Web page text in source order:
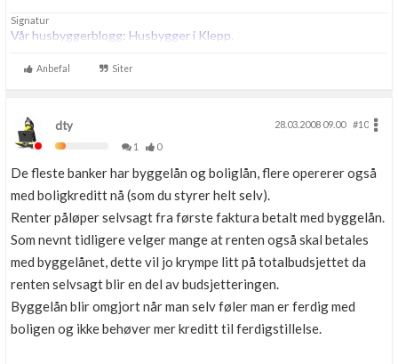
Signatur
Vår husbyggerblogg: Husbygger i Klepp.
Anbefal Siter
dty 28.03.2008 09.00
#10
1
0
De fleste banker har byggelån og boliglån, flere opererer også
med boligkreditt nå (som du styrer helt selv).
Renter påløper selvsagt fra første faktura betalt med byggelån.
Som nevnt tidligere velger mange at renten også skal betales
med byggelånet, dette vil jo krympe litt på totalbudsjettet da
renten selvsagt blir en del av budsjetteringen.
Byggelån blir omgjort når man selv føler man er ferdig med
boligen og ikke behøver mer kreditt til ferdigstillelse.